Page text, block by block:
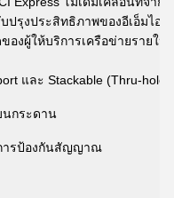
ปรุงประสิทธิภาพของอีเอ็มไอ
งผู้ให้บริการเครือข่ายรายให
และ Stackable (Thru-hole
กระดาน
ารป้องกันสัญญาณ